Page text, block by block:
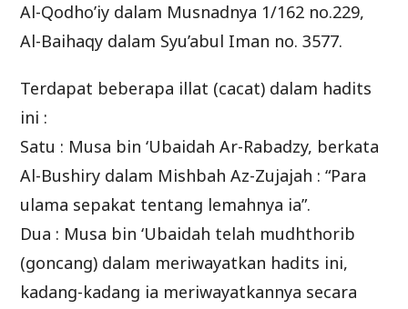
Al-Qodho’iy dalam Musnadnya 1/162 no.229,
Al-Baihaqy dalam Syu’abul Iman no. 3577.
Terdapat beberapa illat (cacat) dalam hadits
ini :
Satu : Musa bin ‘Ubaidah Ar-Rabadzy, berkata
Al-Bushiry dalam Mishbah Az-Zujajah : “Para
ulama sepakat tentang lemahnya ia”.
Dua : Musa bin ‘Ubaidah telah mudhthorib
(goncang) dalam meriwayatkan hadits ini,
kadang-kadang ia meriwayatkannya secara